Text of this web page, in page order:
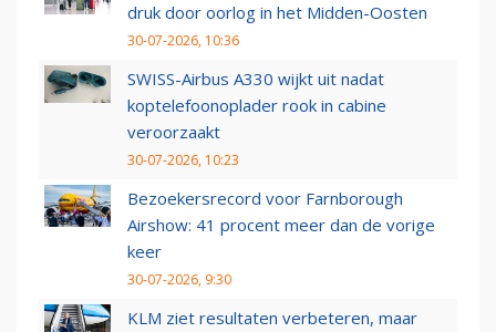
druk door oorlog in het Midden-Oosten
30-07-2026, 10:36
SWISS-Airbus A330 wijkt uit nadat
koptelefoonoplader rook in cabine
veroorzaakt
30-07-2026, 10:23
Bezoekersrecord voor Farnborough
Airshow: 41 procent meer dan de vorige
keer
30-07-2026, 9:30
KLM ziet resultaten verbeteren, maar